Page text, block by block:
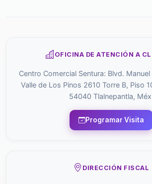
OFICINA DE ATENCIÓN A
Centro Comercial Sentura: Blvd.
Valle de Los Pinos 2610 Torre B, Piso
54040 Tlalnepantla,
Programar Visita
DIRECCIÓN FISCAL